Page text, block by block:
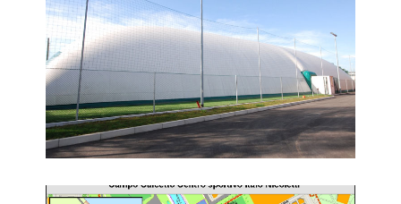
Campo calcetto centro sportivo - mappa